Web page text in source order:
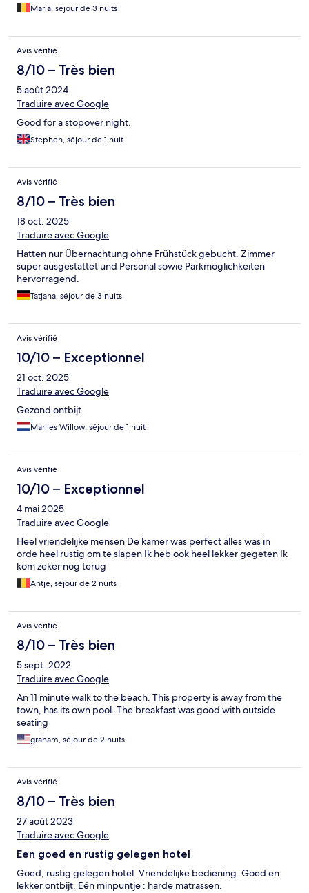
Maria, séjour de 3 nuits
Avis vérifié
8/10 – Très bien
5 août 2024
Traduire avec Google
Good for a stopover night.
Stephen, séjour de 1 nuit
Avis vérifié
8/10 – Très bien
18 oct. 2025
Traduire avec Google
Hatten nur Übernachtung ohne Frühstück gebucht. Zimmer
super ausgestattet und Personal sowie Parkmöglichkeiten
hervorragend.
Tatjana, séjour de 3 nuits
Avis vérifié
10/10 – Exceptionnel
21 oct. 2025
Traduire avec Google
Gezond ontbijt
Marlies Willow, séjour de 1 nuit
Avis vérifié
10/10 – Exceptionnel
4 mai 2025
Traduire avec Google
Heel vriendelijke mensen De kamer was perfect alles was in
orde heel rustig om te slapen Ik heb ook heel lekker gegeten Ik
kom zeker nog terug
Antje, séjour de 2 nuits
Avis vérifié
8/10 – Très bien
5 sept. 2022
Traduire avec Google
An 11 minute walk to the beach. This property is away from the
town, has its own pool. The breakfast was good with outside
seating
graham, séjour de 2 nuits
Avis vérifié
8/10 – Très bien
27 août 2023
Traduire avec Google
Een goed en rustig gelegen hotel
Goed, rustig gelegen hotel. Vriendelijke bediening. Goed en
lekker ontbijt. Eén minpuntje : harde matrassen.